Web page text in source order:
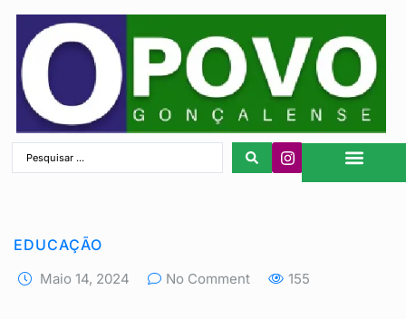
EDUCAÇÃO
Maio 14, 2024 No Comment 155